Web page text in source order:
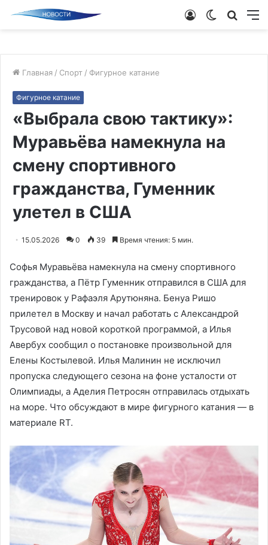
Поиск
Switch
Войти
Главная / Спорт / Фигурное катание
Фигурное катание
«Выбрала свою тактику»:
Муравьёва намекнула на
смену спортивного
гражданства, Гуменник
улетел в США
15.05.2026 0 39 Время чтения: 5 мин.
Софья Муравьёва намекнула на смену спортивного
гражданства, а Пётр Гуменник отправился в США для
тренировок у Рафаэля Арутюняна. Бенуа Ришо
прилетел в Москву и начал работать с Александрой
Трусовой над новой короткой программой, а Илья
Авербух сообщил о постановке произвольной для
Елены Костылевой. Илья Малинин не исключил
пропуска следующего сезона на фоне усталости от
Олимпиады, а Аделия Петросян отправилась отдыхать
на море. Что обсуждают в мире фигурного катания — в
материале RT.